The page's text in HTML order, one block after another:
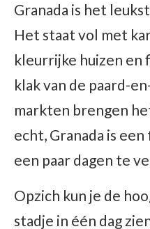
Granada is het
Het staat vol met
kleurrijke huizen en
klak van de paard-
markten brengen
echt, Granada is
een paar dagen te
Opzich kun je de
stadje in één dag